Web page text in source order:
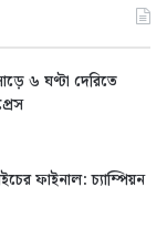
৬ ঘণ্টা দেরিতে
ফাইনাল: চ্যাম্পিয়ন